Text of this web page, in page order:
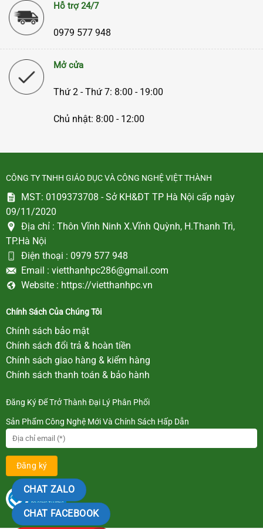
Hỗ trợ 24/7
0979 577 948
Mở cửa
Thứ 2 - Thứ 7: 8:00 - 19:00
Chủ nhật: 8:00 - 12:00
CÔNG TY TNHH GIÁO DỤC VÀ CÔNG NGHỆ VIỆT THÀNH
MST: 0109373708 - Sở KH&ĐT TP Hà Nội cấp ngày
09/11/2020
Địa chỉ : Thôn Vĩnh Ninh X.Vĩnh Quỳnh, H.Thanh Trì,
TP.Hà Nội
Điện thoại : 0979 577 948
Email : vietthanhpc286@gmail.com
Website : https://vietthanhpc.vn
Chính Sách Của Chúng Tôi
Chính sách bảo mật
Chính sách đổi trả & hoàn tiền
Chính sách giao hàng & kiểm hàng
Chính sách thanh toán & bảo hành
Đăng Ký Để Trở Thành Đại Lý Phân Phối
Sản Phẩm Công Nghệ Mới Và Chính Sách Hấp Dẫn
CHAT ZALO
CHAT FACEBOOK